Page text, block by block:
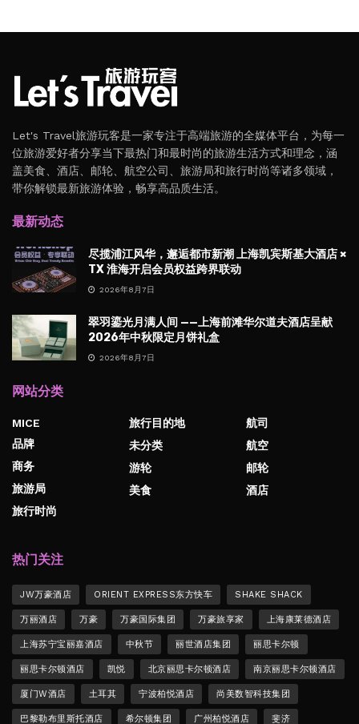
Let's Travel旅游玩客是一家专注于高端旅游的全媒体平台，为每一
位旅游爱好者分享当下最热门和最时尚的旅游生活方式和理念，涵
盖美食、酒店、邮轮、航空公司、旅游局和旅行时尚等诸多领域，
带你解锁最新旅游体验，畅享高品质生活。
最新动态
尽揽浦江风华，邂逅都市新潮 上海凯宾斯基大酒店 ×
TX 淮海开启会员权益跨界联动
2026年8月7日
翠羽鎏光月满人间 ——上海前滩华尔道夫酒店呈献
2026年中秋限定月饼礼盒
2026年8月7日
网站分类
MICE
品牌
商务
旅游局
旅行时尚
旅行目的地
未分类
游轮
美食
航司
航空
邮轮
酒店
热门关注
JW万豪酒店 ORIENT EXPRESS东方快车 SHAKE SHACK
万丽酒店 万豪 万豪国际集团 万豪旅享家 上海康莱德酒店
上海苏宁宝丽嘉酒店 中秋节 丽世酒店集团 丽思卡尔顿
丽思卡尔顿酒店 凯悦 北京丽思卡尔顿酒店 南京丽思卡尔顿酒店
厦门W酒店 土耳其 宁波柏悦酒店 尚美数智科技集团
巴黎勒布里斯托酒店 希尔顿集团 广州柏悦酒店 斐济